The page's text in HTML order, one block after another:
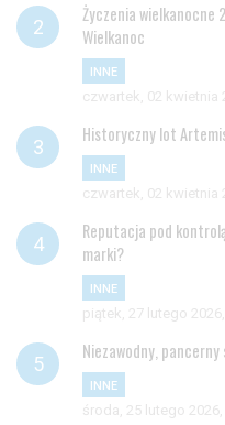
Życzenia
Wielkanoc
INNE
czwartek, 02 kwietnia
Historyczny lot
INNE
czwartek, 02 kwietnia
Reputacja pod
marki?
INNE
piątek, 27 lutego
Niezawodny,
INNE
środa, 25 lutego 2026,